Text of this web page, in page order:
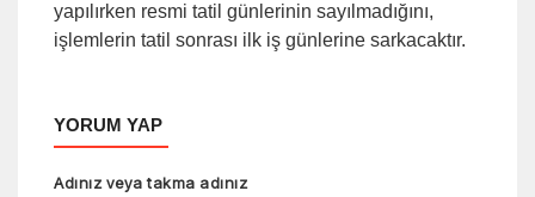
yapılırken resmi tatil günlerinin sayılmadığını,
işlemlerin tatil sonrası ilk iş günlerine sarkacaktır.
YORUM YAP
Adınız veya takma adınız